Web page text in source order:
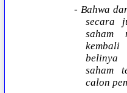
- Bahwa
secara
saham
belinya
saham
calon